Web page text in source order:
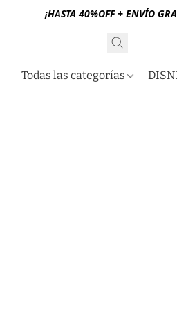
¡HASTA 40%OFF + ENVÍO
Todas las categorías